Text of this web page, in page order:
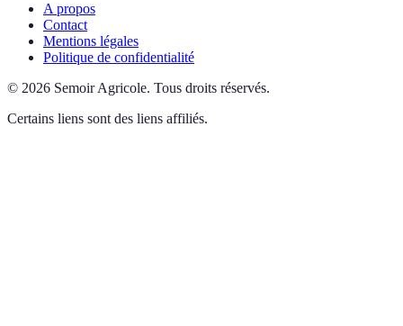
A propos
Contact
Mentions légales
Politique de confidentialité
© 2026 Semoir Agricole. Tous droits réservés.
Certains liens sont des liens affiliés.